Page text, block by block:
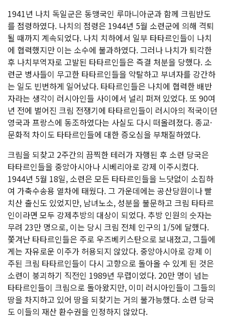
1941년 나치 독일군은 동맹국인 루마니아군과 함께 크림반도
를 점령하였다. 나치의 점령은 1944년 5월 소련군에 의해 격퇴
될 때까지 계속되었다. 나치 치하에서 일부 타타르인들이 나치
에 협력했지만 이는 소수에 불과하였다. 그러나 나치가 퇴각한
후 나치부역자로 고발된 타타르인들은 즉결 처분을 당했다. 소
련군 병사들이 무고한 타타르인들을 약탈하고 부녀자를 강간하
는 일도 빈번하게 일어났다. 타타르인들은 나치에 협력한 배반
자라는 생각이 러시아인들 사이에서 널리 퍼져 있었다. 또 90여
년 전에 벌어진 크림 전쟁기에 타타르인들이 러시아의 적국이던
영국과 프랑스에 동조하였다는 사실도 다시 떠올려졌다. 종교·
문화적 차이도 타타르인들에 대한 증오심을 부채질하였다.
크림을 되찾고 2주간의 끔찍한 테러가 자행된 후 소련 당국은
타타르인들을 중앙아시아나 시베리아로 강제 이주시켰다.
1944년 5월 18일, 소련은 모든 타타르인들을 느닷없이 소집하
여 가축수송용 열차에 태웠다. 그 가운데에는 공산당원이나 빨
치산 출신도 있었지만, 남녀노소, 성분을 불문하고 크림 타타르
인이라면 모두 강제추방의 대상이 되었다. 추방 인원의 숫자는
무려 23만 명으로, 이는 당시 크림 전체 인구의 1/5에 달했다.
쫓겨난 타타르인들은 주로 우즈베키스탄으로 보내졌고, 그들에
게는 자유로운 이주가 허용되지 않았다. 중앙아시아로 강제 이
주된 크림 타타르인들이 다시 고향으로 돌아올 수 있게 된 것은
소련이 붕괴하기 직전인 1989년 무렵이었다. 20만 명이 넘는
타타르인들이 크림으로 돌아왔지만, 이미 러시아인들이 그들의
땅을 차지하고 있어 땅을 되찾기는 거의 불가능했다. 소련 당국
도 이들의 재산 환수권을 인정하지 않았다.